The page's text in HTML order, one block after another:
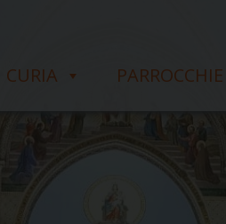
CURIA PARROCCHIE